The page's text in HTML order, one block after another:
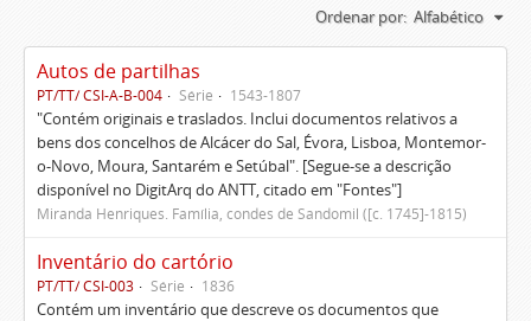
Ordenar por: Alfabético
Autos de partilhas
PT/TT/ CSI-A-B-004 Série 1543-1807
"Contém originais e traslados. Inclui documentos relativos a
bens dos concelhos de Alcácer do Sal, Évora, Lisboa, Montemor-
o-Novo, Moura, Santarém e Setúbal". [Segue-se a descrição
disponível no DigitArq do ANTT, citado em "Fontes"]
Miranda Henriques. Família, condes de Sandomil ([c. 1745]-1815)
Inventário do cartório
PT/TT/ CSI-003 Série 1836
Contém um inventário que descreve os documentos que